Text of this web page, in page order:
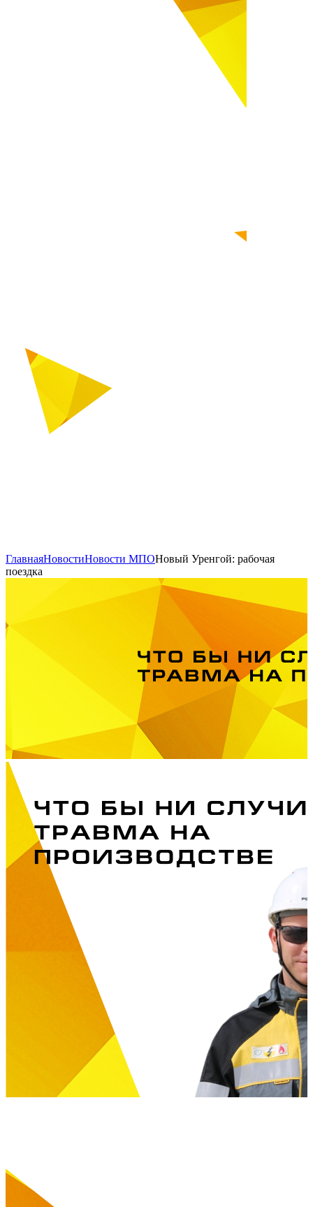
ГлавнаяНовостиНовости МПОНовый Уренгой: рабочая
поездка